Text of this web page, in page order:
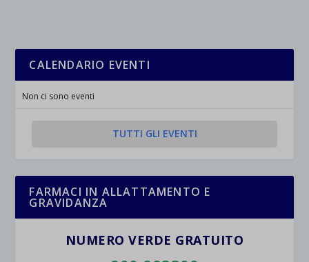
CALENDARIO EVENTI
Non ci sono eventi
TUTTI GLI EVENTI
FARMACI IN ALLATTAMENTO E
GRAVIDANZA
NUMERO VERDE GRATUITO